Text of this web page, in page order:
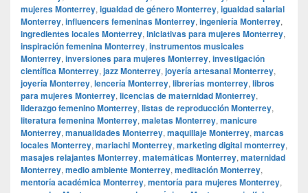
mujeres Monterrey, igualdad de género Monterrey, igualdad salarial
Monterrey, influencers femeninas Monterrey, ingeniería Monterrey,
ingredientes locales Monterrey, iniciativas para mujeres Monterrey,
inspiración femenina Monterrey, instrumentos musicales
Monterrey, inversiones para mujeres Monterrey, investigación
científica Monterrey, jazz Monterrey, joyería artesanal Monterrey,
joyería Monterrey, lencería Monterrey, librerías monterrey, libros
para mujeres Monterrey, licencias de maternidad Monterrey,
liderazgo femenino Monterrey, listas de reproducción Monterrey,
literatura femenina Monterrey, maletas Monterrey, manicure
Monterrey, manualidades Monterrey, maquillaje Monterrey, marcas
locales Monterrey, mariachi Monterrey, marketing digital monterrey,
masajes relajantes Monterrey, matemáticas Monterrey, maternidad
Monterrey, medio ambiente Monterrey, meditación Monterrey,
mentoría académica Monterrey, mentoría para mujeres Monterrey,